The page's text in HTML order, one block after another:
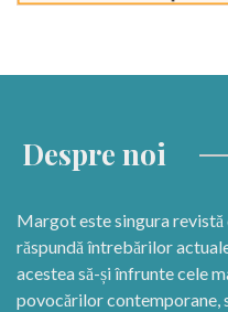
Despre noi
Margot este singura revistă
răspundă întrebărilor
acestea să-și înfrunte cele
povocărilor contemporane,